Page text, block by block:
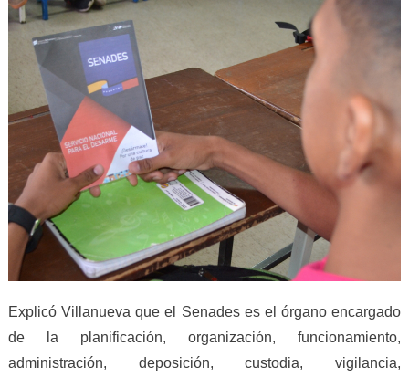
Explicó Villanueva que el Senades es el órgano encargado
de la planificación, organización, funcionamiento,
administración, deposición, custodia, vigilancia,